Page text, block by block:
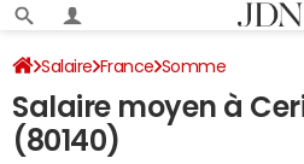
Salaire France Somme
Salaire moyen à
(80140)